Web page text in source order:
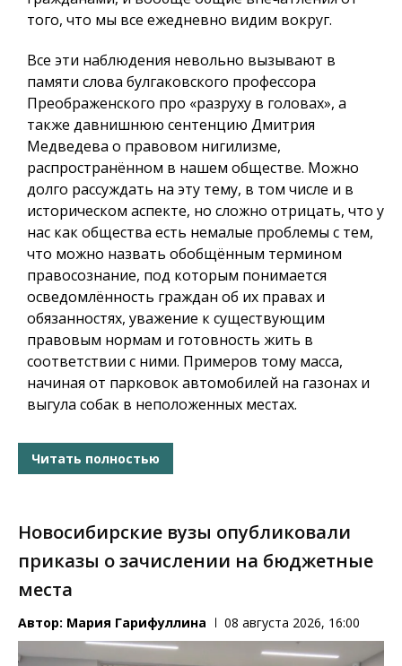
того, что мы все ежедневно видим вокруг.
Все эти наблюдения невольно вызывают в
памяти слова булгаковского профессора
Преображенского про «разруху в головах», а
также давнишнюю сентенцию Дмитрия
Медведева о правовом нигилизме,
распространённом в нашем обществе. Можно
долго рассуждать на эту тему, в том числе и в
историческом аспекте, но сложно отрицать, что у
нас как общества есть немалые проблемы с тем,
что можно назвать обобщённым термином
правосознание, под которым понимается
осведомлённость граждан об их правах и
обязанностях, уважение к существующим
правовым нормам и готовность жить в
соответствии с ними. Примеров тому масса,
начиная от парковок автомобилей на газонах и
выгула собак в неположенных местах.
Читать полностью
Новосибирские вузы опубликовали
приказы о зачислении на бюджетные
места
Автор: Мария Гарифуллина 08 августа 2026, 16:00